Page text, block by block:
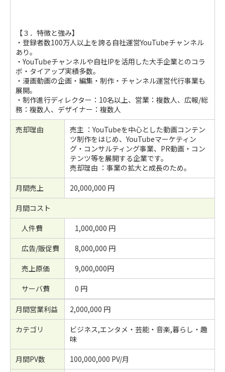
【３．特徴と強み】
・登録者数100万人以上を誇る自社運営YouTubeチャンネル
あり。
・YouTubeチャンネルや自社IPを活用した大手企業とのコラ
ボ・タイアップ実績多数。
・漫画動画の企画・編集・制作・チャンネル運営代⾏事業も
展開。
・制作進⾏ディレクター：10名以上、営業：複数人、広報/総
務：複数人、デザイナー：複数人
売却理由
売主 ：YouTubeを中心とした動画コンテン
ツ制作をはじめ、YouTubeマーケティン
グ・コンサルティング事業、PR動画・コン
テンツ等を展開する企業です。
売却理由 ：事業の拡大と成長のため。
月間売上
20,000,000 円
月間コスト
人件費
1,000,000 円
広告/販促費
8,000,000 円
売上原価
9,000,000円
サーバ費
0 円
月間営業利益
2,000,000 円
カテゴリ
ビジネス,エンタメ・芸能・音楽,暮らし・趣
味
月間PV数
100,000,000 PV/月